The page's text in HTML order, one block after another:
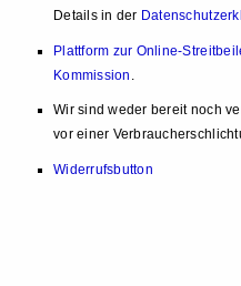
Details in der
Plattform zur Online-
Kommission
Wir sind weder bereit noch
vor einer
Widerrufsbutton